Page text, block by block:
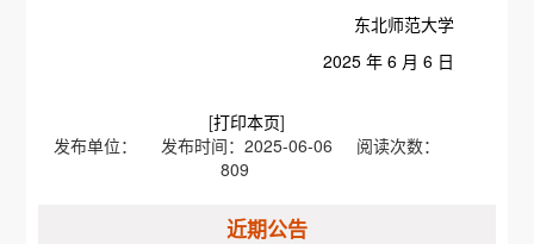
东北师范大学
2025 年 6 月 6 日
[打印本页]
发布单位： 发布时间：2025-06-06 阅读次数：
809
近期公告